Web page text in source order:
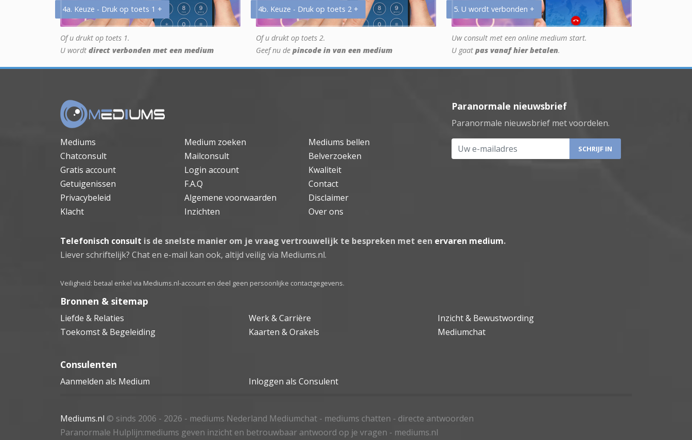
4a. Keuze - Druk op toets 1 +
Of u drukt op toets 1.
U wordt direct verbonden met een medium
4b. Keuze - Druk op toets 2 +
Of u drukt op toets 2.
Geef nu de pincode in van een medium
5. U wordt verbonden +
Uw consult met een online medium start.
U gaat pas vanaf hier betalen.
Mediums Medium zoeken
Mediums bellen
Chatconsult
Mailconsult
Belverzoeken
Gratis account
Login account
Kwaliteit
Getuigenissen
F.A.Q
Contact
Privacybeleid
Algemene voorwaarden
Disclaimer
Klacht
Inzichten Over ons
Paranormale nieuwsbrief
Paranormale nieuwsbrief met voordelen.
Uw e-mailadres
Telefonisch consult is de snelste manier om je vraag vertrouwelijk te bespreken met een ervaren medium.
Liever schriftelijk? Chat en e-mail kan ook, altijd veilig via Mediums.nl.
Veiligheid: betaal enkel via Mediums.nl-account en deel geen persoonlijke contactgegevens.
Bronnen & sitemap
Liefde & Relaties Werk & Carrière
Inzicht & Bewustwording
Toekomst & Begeleiding
Kaarten & Orakels Mediumchat
Consulenten
Aanmelden als Medium Inloggen als Consulent
Mediums.nl © sinds 2006 - 2026 - mediums Nederland Mediumchat - mediums chatten - directe antwoorden
Paranormale Hulplijn:mediums geven inzicht en betrouwbaar antwoord op je vragen - mediums.nl